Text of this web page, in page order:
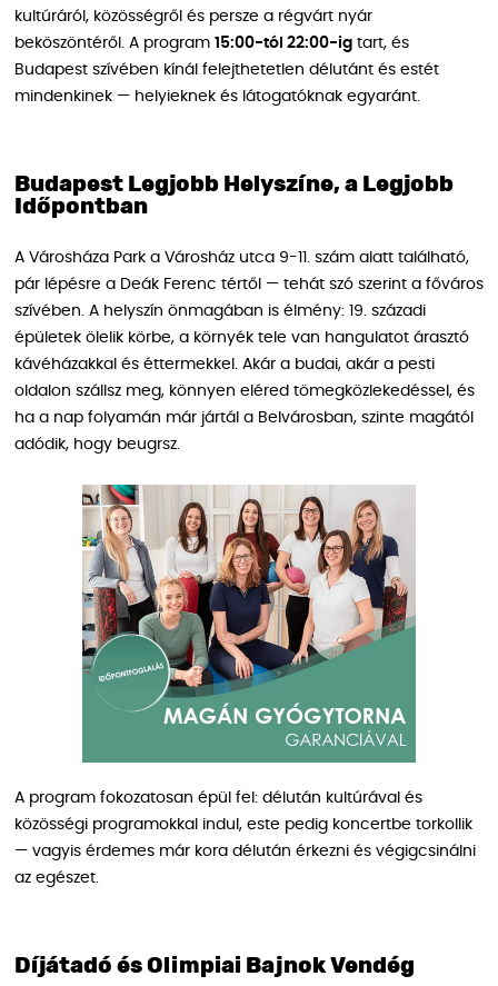
kultúráról, közösségről és persze a régvárt nyár
beköszöntéről. A program 15:00-tól 22:00-ig tart, és
Budapest szívében kínál felejthetetlen délutánt és estét
mindenkinek — helyieknek és látogatóknak egyaránt.
Budapest Legjobb Helyszíne, a Legjobb
Időpontban
A Városháza Park a Városház utca 9-11. szám alatt található,
pár lépésre a Deák Ferenc tértől — tehát szó szerint a főváros
szívében. A helyszín önmagában is élmény: 19. századi
épületek ölelik körbe, a környék tele van hangulatot árasztó
kávéházakkal és éttermekkel. Akár a budai, akár a pesti
oldalon szállsz meg, könnyen eléred tömegközlekedéssel, és
ha a nap folyamán már jártál a Belvárosban, szinte magától
adódik, hogy beugrsz.
A program fokozatosan épül fel: délután kultúrával és
közösségi programokkal indul, este pedig koncertbe torkollik
— vagyis érdemes már kora délután érkezni és végigcsinálni
az egészet.
Díjátadó és Olimpiai Bajnok Vendég